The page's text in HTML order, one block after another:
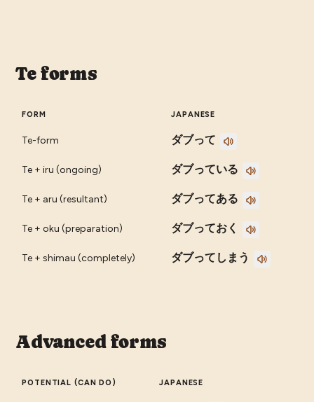
Te forms
FORM JAPANESE
Te-form ダブって
Te + iru (ongoing) ダブっている
Te + aru (resultant) ダブってある
Te + oku (preparation) ダブっておく
Te + shimau (completely) ダブってしまう
Advanced forms
POTENTIAL (CAN DO) JAPANESE